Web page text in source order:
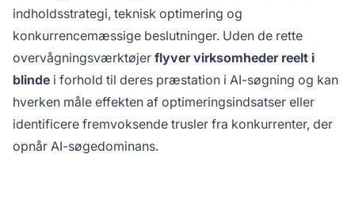
indholdsstrategi, teknisk optimering og
konkurrencemæssige beslutninger. Uden de rette
overvågningsværktøjer flyver virksomheder reelt i
blinde i forhold til deres præstation i AI-søgning og kan
hverken måle effekten af optimeringsindsatser eller
identificere fremvoksende trusler fra konkurrenter, der
opnår AI-søgedominans.